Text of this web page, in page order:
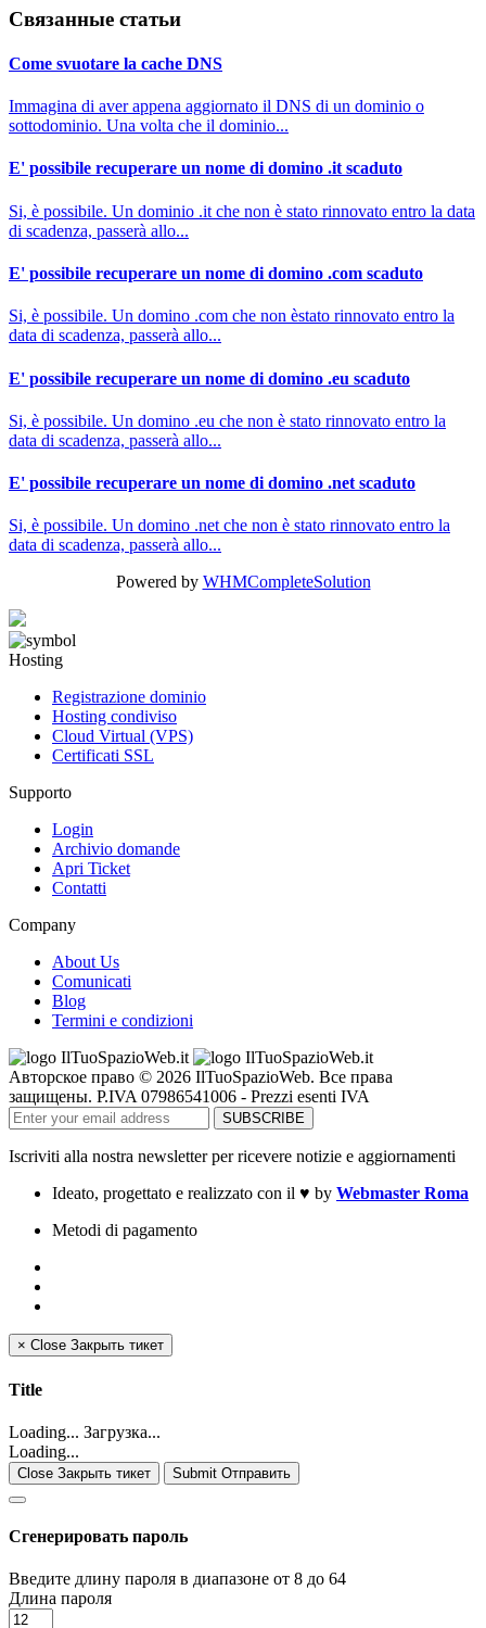
Связанные статьи
Come svuotare la cache DNS
Immagina di aver appena aggiornato il DNS di un dominio o
sottodominio. Una volta che il dominio...
E' possibile recuperare un nome di domino .it scaduto
Si, è possibile. Un dominio .it che non è stato rinnovato entro la data
di scadenza, passerà allo...
E' possibile recuperare un nome di domino .com scaduto
Si, è possibile. Un domino .com che non èstato rinnovato entro la
data di scadenza, passerà allo...
E' possibile recuperare un nome di domino .eu scaduto
Si, è possibile. Un domino .eu che non è stato rinnovato entro la
data di scadenza, passerà allo...
E' possibile recuperare un nome di domino .net scaduto
Si, è possibile. Un domino .net che non è stato rinnovato entro la
data di scadenza, passerà allo...
Powered by WHMCompleteSolution
Hosting
Registrazione dominio
Hosting condiviso
Cloud Virtual (VPS)
Certificati SSL
Supporto
Login
Archivio domande
Apri Ticket
Contatti
Company
About Us
Comunicati
Blog
Termini e condizioni
Авторское право © 2026 IlTuoSpazioWeb. Все права
защищены. P.IVA 07986541006 - Prezzi esenti IVA
Iscriviti alla nostra newsletter per ricevere notizie e aggiornamenti
Ideato, progettato e realizzato con il ♥ by Webmaster Roma
Metodi di pagamento
× Close Закрыть тикет
Title
Loading... Загрузка...
Loading...
Close Закрыть тикет Submit Отправить
Сгенерировать пароль
Введите длину пароля в диапазоне от 8 до 64
Длина пароля